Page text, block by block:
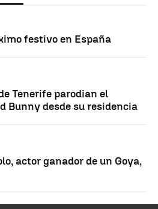
festivo en España
Tenerife parodian el
Bunny desde su residencia
actor ganador de un Goya,